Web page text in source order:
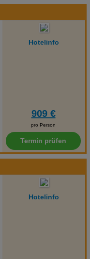
Hotelinfo
909 €
pro Person
Termin prüfen
Hotelinfo